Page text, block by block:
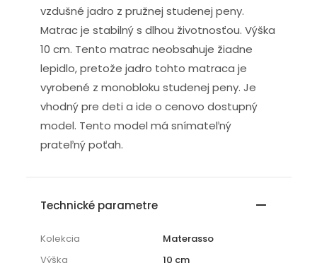
vzdušné jadro z pružnej studenej peny.
Matrac je stabilný s dlhou životnosťou. Výška
10 cm. Tento matrac neobsahuje žiadne
lepidlo, pretože jadro tohto matraca je
vyrobené z monobloku studenej peny. Je
vhodný pre deti a ide o cenovo dostupný
model. Tento model má snímateľný
prateľný poťah.
Technické parametre
Kolekcia
Materasso
Výška
10 cm